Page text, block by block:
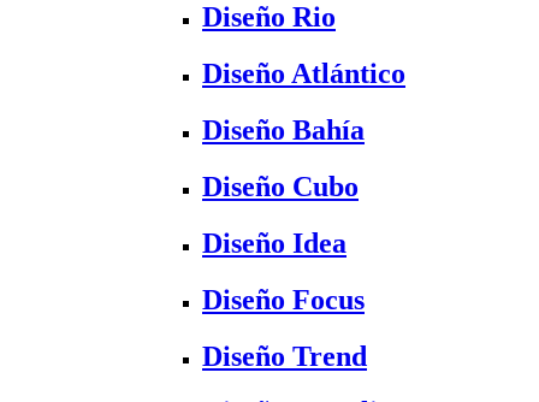
Diseño Rio
Diseño Atlántico
Diseño Bahía
Diseño Cubo
Diseño Idea
Diseño Focus
Diseño Trend